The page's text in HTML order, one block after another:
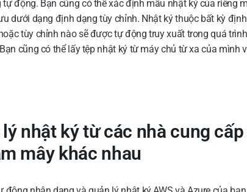
tự động. Bạn cũng có thể xác định mẫu nhật ký của riêng
dưới dạng định dạng tùy chỉnh. Nhật ký thuộc bất kỳ
tùy chỉnh nào sẽ được tự động truy xuất trong quá
cũng có thể lấy tệp nhật ký từ máy chủ từ xa của mình
lý nhật ký từ các nhà cung
mây khác nhau